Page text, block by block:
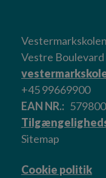
Vestermarkskolen
Vestre Boulevard
+45 99669900
EAN NR.
Sitemap
Cookie politik